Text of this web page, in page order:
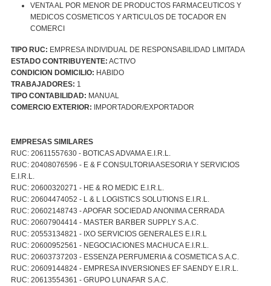
VENTA AL POR MENOR DE PRODUCTOS FARMACEUTICOS Y
MEDICOS COSMETICOS Y ARTICULOS DE TOCADOR EN
COMERCI
TIPO RUC: EMPRESA INDIVIDUAL DE RESPONSABILIDAD LIMITADA
ESTADO CONTRIBUYENTE: ACTIVO
CONDICION DOMICILIO: HABIDO
TRABAJADORES: 1
TIPO CONTABILIDAD: MANUAL
COMERCIO EXTERIOR: IMPORTADOR/EXPORTADOR
EMPRESAS SIMILARES
RUC: 20611557630 - BOTICAS ADVAMA E.I.R.L.
RUC: 20408076596 - E & F CONSULTORIA ASESORIA Y SERVICIOS
E.I.R.L.
RUC: 20600320271 - HE & RO MEDIC E.I.R.L.
RUC: 20604474052 - L & L LOGISTICS SOLUTIONS E.I.R.L.
RUC: 20602148743 - APOFAR SOCIEDAD ANONIMA CERRADA
RUC: 20607904414 - MASTER BARBER SUPPLY S.A.C.
RUC: 20553134821 - IXO SERVICIOS GENERALES E.I.R.L
RUC: 20600952561 - NEGOCIACIONES MACHUCA E.I.R.L.
RUC: 20603737203 - ESSENZA PERFUMERIA & COSMETICA S.A.C.
RUC: 20609144824 - EMPRESA INVERSIONES EF SAENDY E.I.R.L.
RUC: 20613554361 - GRUPO LUNAFAR S.A.C.